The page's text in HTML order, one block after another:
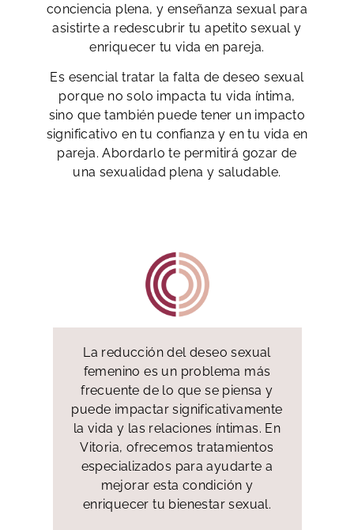
conciencia plena, y enseñanza sexual para
asistirte a redescubrir tu apetito sexual y
enriquecer tu vida en pareja.
Es esencial tratar la falta de deseo sexual
porque no solo impacta tu vida íntima,
sino que también puede tener un impacto
significativo en tu confianza y en tu vida en
pareja. Abordarlo te permitirá gozar de
una sexualidad plena y saludable.
La reducción del deseo sexual
femenino es un problema más
frecuente de lo que se piensa y
puede impactar significativamente
la vida y las relaciones íntimas. En
Vitoria, ofrecemos tratamientos
especializados para ayudarte a
mejorar esta condición y
enriquecer tu bienestar sexual.